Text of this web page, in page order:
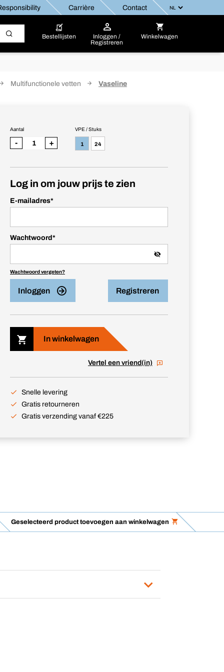
Carrière Contact
Bestellijsten
Inloggen /
Registreren
Winkelwagen
Multifunctionele vetten Vaseline
VPE / Stuks
1 24
Aantal
- +
Log in om jouw prijs te zien
E-mailadres*
Wachtwoord *
Wachtwoord vergeten?
Inloggen Registreren
In winkelwagen
Vertel een vriend(in)
Snelle levering
Gratis retourneren
Gratis verzending vanaf €225
Geselecteerd product toevoegen aan winkelwagen